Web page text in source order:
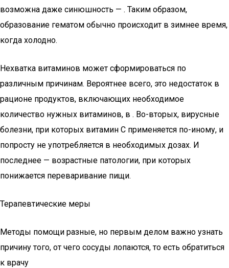
возможна даже синюшность — . Таким образом,
образование гематом обычно происходит в зимнее время,
когда холодно.
Нехватка витаминов может сформироваться по
различным причинам. Вероятнее всего, это недостаток в
рационе продуктов, включающих необходимое
количество нужных витаминов, в . Во-вторых, вирусные
болезни, при которых витамин С применяется по-иному, и
попросту не употребляется в необходимых дозах. И
последнее — возрастные патологии, при которых
понижается переваривание пищи.
Терапевтические меры
Методы помощи разные, но первым делом важно узнать
причину того, от чего сосуды лопаются, то есть обратиться
к врачу